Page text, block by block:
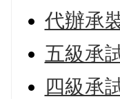
代辦承
五級承
四級承